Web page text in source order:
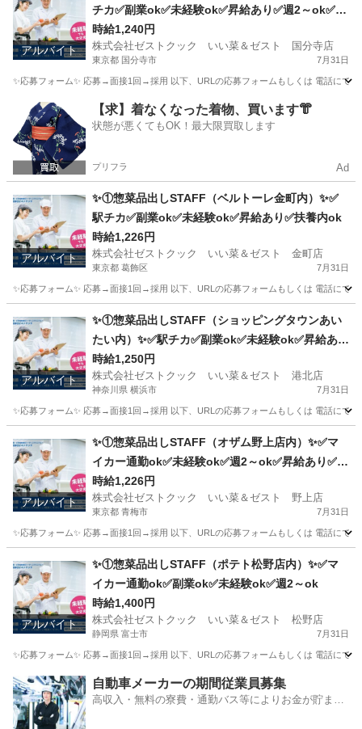
アルバイト
チカ✅副業ok✅未経験ok✅昇給あり✅週2～ok✅扶
養内ok
時給1,240円
株式会社ゼストクック いい菜＆ゼスト 国分寺店
東京都 国分寺市 7月31日
✨応募フォーム✨ 応募→面接1回→採用 以下、URLの応募フォームもしくは 電話にて
東京 国分寺市 キッチン スタッフ
【求】着なくなった着物、買います👘
状態が悪くてもOK！最大限買取します
プリフラ Ad
アルバイト
✨①惣菜品出しSTAFF（ベルトーレ金町内）✨✅
駅チカ✅副業ok✅未経験ok✅昇給あり✅扶養内ok
時給1,226円
株式会社ゼストクック いい菜＆ゼスト 金町店
東京都 葛飾区 7月31日
✨応募フォーム✨ 応募→面接1回→採用 以下、URLの応募フォームもしくは 電話にて
キッチン スタッフ
アルバイト
✨①惣菜品出しSTAFF（ショッピングタウンあい
たい内）✨✅駅チカ✅副業ok✅未経験ok✅昇給あり
✅週1～ok✅扶養内ok
時給1,250円
株式会社ゼストクック いい菜＆ゼスト 港北店
神奈川県 横浜市 7月31日
✨応募フォーム✨ 応募→面接1回→採用 以下、URLの応募フォームもしくは 電話にて
キッチン
アルバイト
✨①惣菜品出しSTAFF（オザム野上店内）✨✅マ
イカー通勤ok✅未経験ok✅週2～ok✅昇給あり✅扶
養内ok
時給1,226円
株式会社ゼストクック いい菜＆ゼスト 野上店
東京都 青梅市 7月31日
✨応募フォーム✨ 応募→面接1回→採用 以下、URLの応募フォームもしくは 電話にて
キッチン スタッフ
アルバイト
✨①惣菜品出しSTAFF（ポテト松野店内）✨✅マ
イカー通勤ok✅副業ok✅未経験ok✅週2～ok
時給1,400円
株式会社ゼストクック いい菜＆ゼスト 松野店
静岡県 富士市 7月31日
✨応募フォーム✨ 応募→面接1回→採用 以下、URLの応募フォームもしくは 電話にて
静岡 富士市 キッチン ポテト
自動車メーカーの期間従業員募集
高収入・無料の寮費・通勤バス等によりお金が貯まり